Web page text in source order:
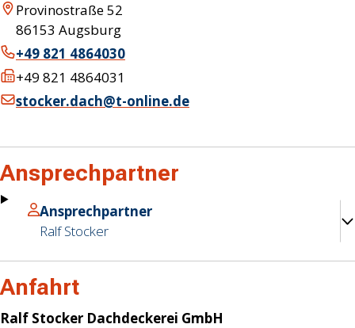
Provinostraße 52
86153 Augsburg
+49 821 4864030
+49 821 4864031
stocker.dach@t-online.de
Ansprechpartner
Ansprechpartner
Ralf Stocker
Anfahrt
Ralf Stocker Dachdeckerei GmbH